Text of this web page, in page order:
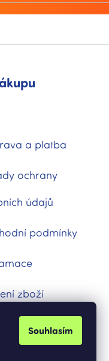
Souhlasím
a platba
ochrany
údajů
podmínky
zboží
objednávka